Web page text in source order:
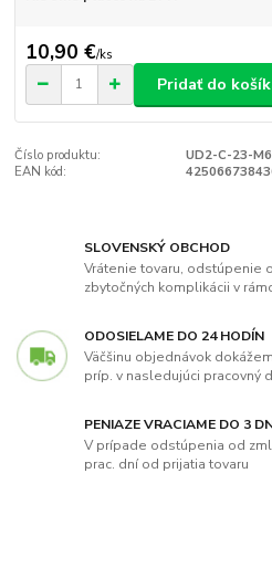
10,90 €/ks
Pridať do
Číslo produktu:
UD2-C-23-M6
EAN kód:
SLOVENSKÝ OBCHOD
Vrátenie tovaru, odstúpenie
zbytočných komplikácii v
ODOSIELAME DO 24 HODÍN
Väčšinu objednávok
príp. v nasledujúci pracovný
PENIAZE VRACIAME DO 3
V prípade odstúpenia od
prac. dní od prijatia tovaru